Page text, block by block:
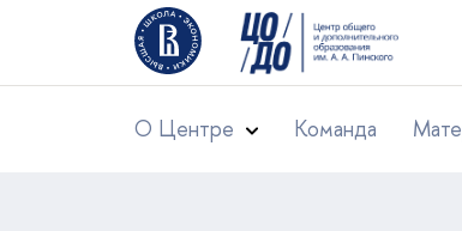
О Центре Команда